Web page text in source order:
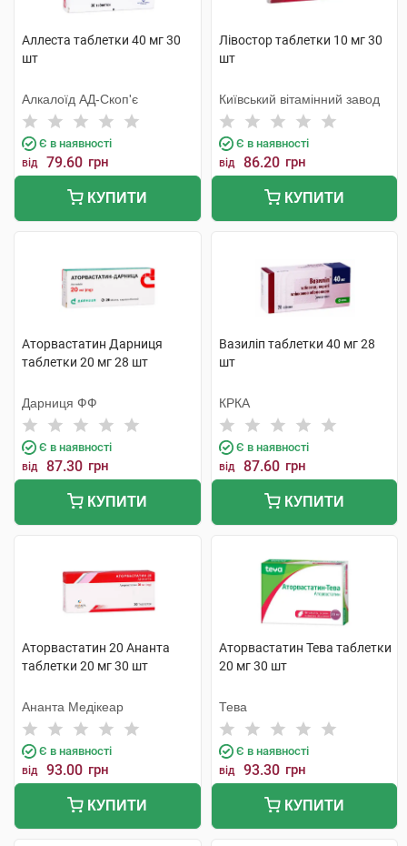
Аллеста таблетки 40 мг 30
шт
Алкалоїд АД-Скоп'є
Є в наявності
від 79.60 грн
КУПИТИ
Лівостор таблетки 10 мг 30
шт
Київський вітамінний завод
Є в наявності
від 86.20 грн
КУПИТИ
Аторвастатин Дарниця
таблетки 20 мг 28 шт
Дарниця ФФ
Є в наявності
від 87.30 грн
КУПИТИ
Вазиліп таблетки 40 мг 28
шт
КРКА
Є в наявності
від 87.60 грн
КУПИТИ
Аторвастатин 20 Ананта
таблетки 20 мг 30 шт
Ананта Медікеар
Є в наявності
від 93.00 грн
КУПИТИ
Аторвастатин Тева таблетки
20 мг 30 шт
Тева
Є в наявності
від 93.30 грн
КУПИТИ